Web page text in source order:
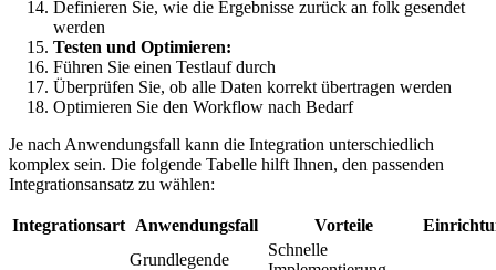
Definieren Sie, wie die Ergebnisse zurück an folk gesendet
werden
Testen und Optimieren:
Führen Sie einen Testlauf durch
Überprüfen Sie, ob alle Daten korrekt übertragen werden
Optimieren Sie den Workflow nach Bedarf
Je nach Anwendungsfall kann die Integration unterschiedlich
komplex sein. Die folgende Tabelle hilft Ihnen, den passenden
Integrationsansatz zu wählen:
Integrationsart Anwendungsfall Vorteile
Grundlegende
Schnelle